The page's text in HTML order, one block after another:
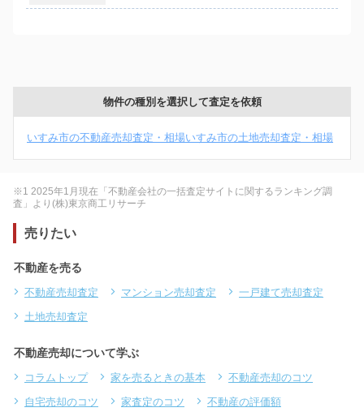
物件の種別を選択して査定を依頼
いすみ市の不動産売却査定・相場いすみ市の土地売却査定・相場
※1 2025年1月現在「不動産会社の一括査定サイトに関するランキング調
査」より(株)東京商工リサーチ
売りたい
不動産を売る
不動産売却査定 マンション売却査定
一戸建て売却査定
土地売却査定
不動産売却について学ぶ
コラムトップ 家を売るときの基本
不動産売却のコツ
自宅売却のコツ
家査定のコツ
不動産の評価額